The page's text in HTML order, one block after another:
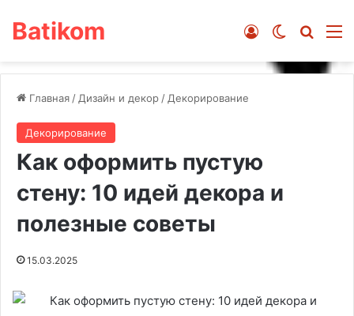
Batikom Switch skin
Войти
Главная / Дизайн и декор / Декорирование
Декорирование
Как оформить пустую
стену: 10 идей декора и
полезные советы
15.03.2025